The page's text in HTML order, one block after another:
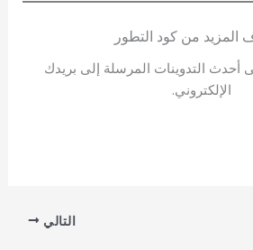
المزيد من كود التطور
التدوينات المرسلة إلى بريدك
الإلكتروني.
التالي